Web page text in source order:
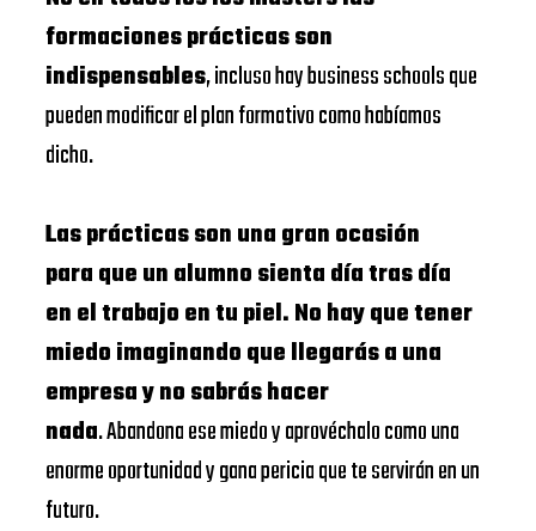
formaciones prácticas son
indispensables, incluso hay business schools que
pueden modificar el plan formativo como habíamos
dicho.
Las prácticas son una gran ocasión
para que un alumno sienta día tras día
en el trabajo en tu piel. No hay que tener
miedo imaginando que llegarás a una
empresa y no sabrás hacer
nada. Abandona ese miedo y aprovéchalo como una
enorme oportunidad y gana pericia que te servirán en un
futuro.